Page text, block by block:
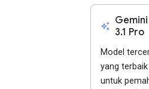
auto_awesome Gemini
3.1 Pro
Model
yang
untuk